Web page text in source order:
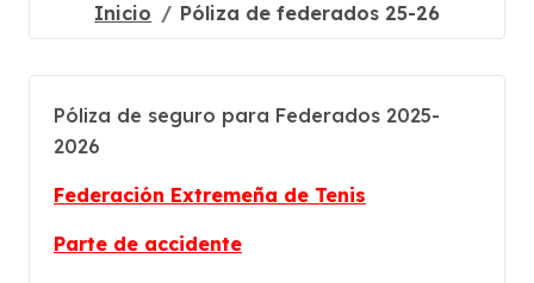
Inicio Póliza de federados 25-26
Póliza de seguro para Federados 2025-
2026
Federación Extremeña de Tenis
Parte de accidente